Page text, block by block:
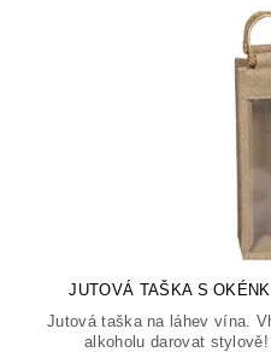
JUTOVÁ TAŠKA S
Jutová taška na láhev vína.
alkoholu darovat